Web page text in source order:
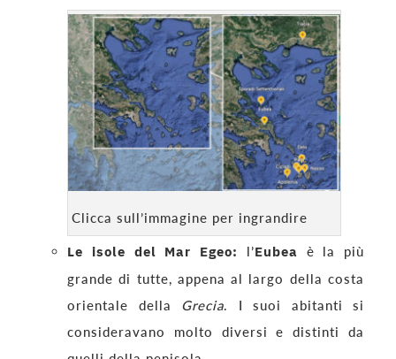
Clicca sull’immagine per ingrandire
Le isole del Mar Egeo: l’Eubea è la più
grande di tutte, appena al largo della costa
orientale della Grecia. I suoi abitanti si
consideravano molto diversi e distinti da